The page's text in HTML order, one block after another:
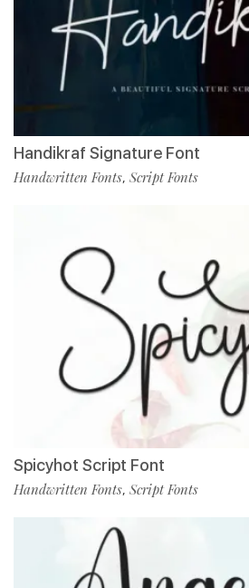
Handikraf Signature Font
Handwritten Fonts, Script Fonts
Spicyhot Script Font
Handwritten Fonts, Script Fonts